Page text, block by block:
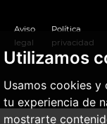
Utilizamos
Usamos cookies y
tu experiencia de
mostrarte
Aviso
legal
Política
privacidad